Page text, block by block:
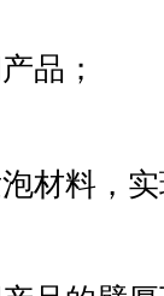
品；
材料，